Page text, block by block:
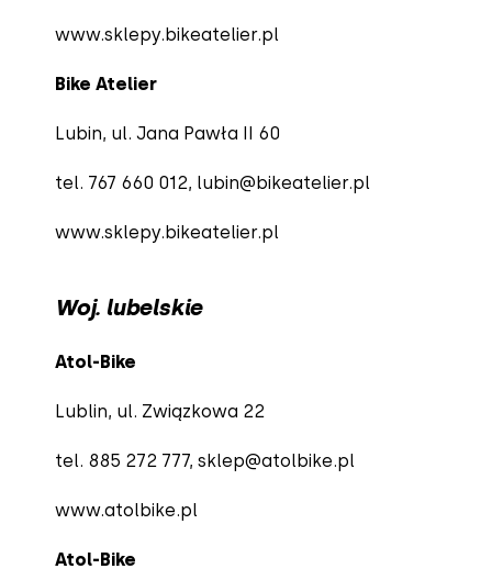
www.sklepy.bikeatelier.pl
Bike Atelier
Lubin, ul. Jana Pawła II 60
tel. 767 660 012, lubin@bikeatelier.pl
www.sklepy.bikeatelier.pl
Woj. lubelskie
Atol-Bike
Lublin, ul. Związkowa 22
tel. 885 272 777, sklep@atolbike.pl
www.atolbike.pl
Atol-Bike